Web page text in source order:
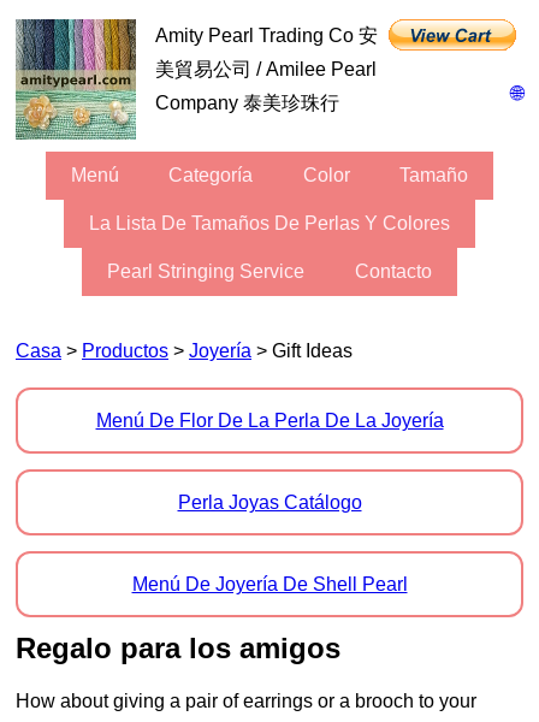
🌐
Amity Pearl Trading Co 安
美貿易公司 / Amilee Pearl
Company 泰美珍珠行
Menú Categoría Color Tamaño
La Lista De Tamaños De Perlas Y Colores
Pearl Stringing Service Contacto
Casa > Productos > Joyería > Gift Ideas
Menú De Flor De La Perla De La Joyería
Perla Joyas Catálogo
Menú De Joyería De Shell Pearl
regalo para los amigos
How about giving a pair of earrings or a brooch to your